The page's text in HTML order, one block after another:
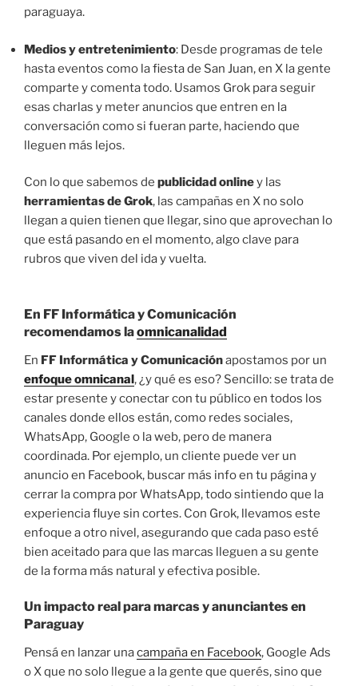
paraguaya.
Medios y entretenimiento: Desde programas de tele
hasta eventos como la fiesta de San Juan, en X la gente
comparte y comenta todo. Usamos Grok para seguir
esas charlas y meter anuncios que entren en la
conversación como si fueran parte, haciendo que
lleguen más lejos.
Con lo que sabemos de publicidad onliney las
herramientas de Grok, las campañas en X no solo
llegan a quien tienen que llegar, sino que aprovechan lo
que está pasando en el momento, algo clave para
rubros que viven del ida y vuelta.
En FF Informática y Comunicación
recomendamos laomnicanalidad
En FF Informática y Comunicaciónapostamos por un
enfoque omnicanal, ¿y qué es eso? Sencillo: se trata de
estar presente y conectar con tu público en todos los
canales donde ellos están, como redes sociales,
WhatsApp, Google o la web, pero de manera
coordinada. Por ejemplo, un cliente puede ver un
anuncio en Facebook, buscar más info en tu página y
cerrar la compra por WhatsApp, todo sintiendo que la
experiencia fluye sin cortes. Con Grok, llevamos este
enfoque a otro nivel, asegurando que cada paso esté
bien aceitado para que las marcas lleguen a su gente
de la forma más natural y efectiva posible.
Un impacto real para marcas y anunciantes en
Paraguay
Pensá en lanzar unacampaña en Facebook, Google Ads
o X que no solo llegue a la gente que querés, sino que